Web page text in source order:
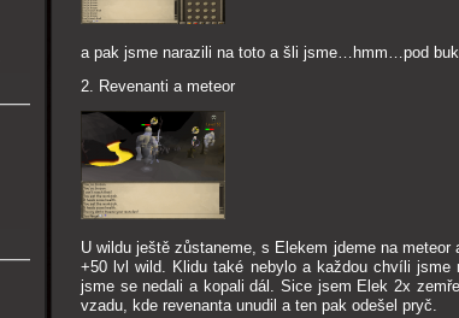
a pak jsme narazili na toto a šli jsme…hmm…pod
2. Revenanti a meteor
U wildu ještě zůstaneme, s Elekem jdeme na
+50 lvl wild. Klidu také nebylo a každou chvíli jsme
jsme se nedali a kopali dál. Sice jsem Elek 2x
vzadu, kde revenanta unudil a ten pak odešel pryč.